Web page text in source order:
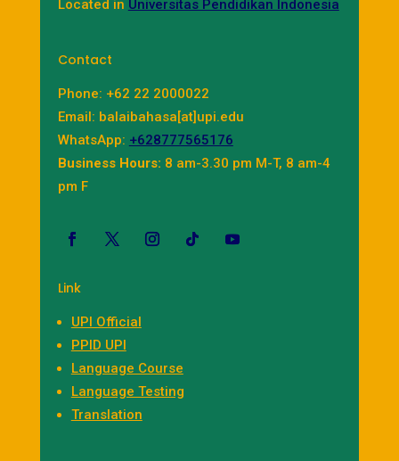
Located in Universitas Pendidikan Indonesia
Contact
Phone: +62 22 2000022
Email: balaibahasa[at]upi.edu
WhatsApp: +628777565176
Business Hours: 8 am-3.30 pm M-T, 8 am-4
pm F
Link
UPI Official
PPID UPI
Language Course
Language Testing
Translation